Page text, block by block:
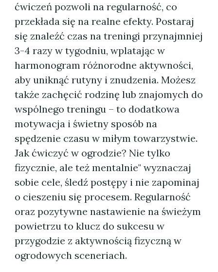
ćwiczeń pozwoli na regularność, co
przekłada się na realne efekty. Postaraj
się znaleźć czas na treningi przynajmniej
3-4 razy w tygodniu, wplatając w
harmonogram różnorodne aktywności,
aby uniknąć rutyny i znudzenia. Możesz
także zachęcić rodzinę lub znajomych do
wspólnego treningu – to dodatkowa
motywacja i świetny sposób na
spędzenie czasu w miłym towarzystwie.
Jak ćwiczyć w ogrodzie? Nie tylko
fizycznie, ale też mentalnie" wyznaczaj
sobie cele, śledź postępy i nie zapominaj
o cieszeniu się procesem. Regularność
oraz pozytywne nastawienie na świeżym
powietrzu to klucz do sukcesu w
przygodzie z aktywnością fizyczną w
ogrodowych sceneriach.